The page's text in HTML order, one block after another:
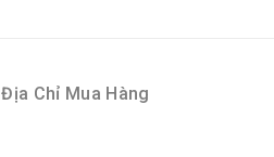
Địa Chỉ Mua Hàng